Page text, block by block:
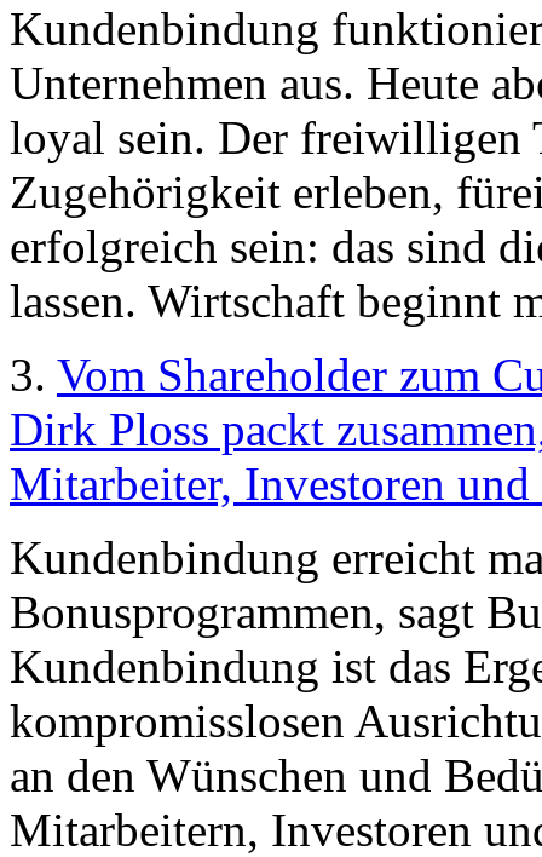
Kundenbindung
Unternehmen aus. Heute
loyal sein. Der freiwilligen
Zugehörigkeit erleben,
erfolgreich sein: das sind
lassen. Wirtschaft beginnt
3. Vom Shareholder zum
Dirk Ploss packt
Mitarbeiter, Investoren
Kundenbindung erreicht
Bonusprogrammen, sagt
Kundenbindung ist das
kompromisslosen
an den Wünschen und
Mitarbeitern, Investoren